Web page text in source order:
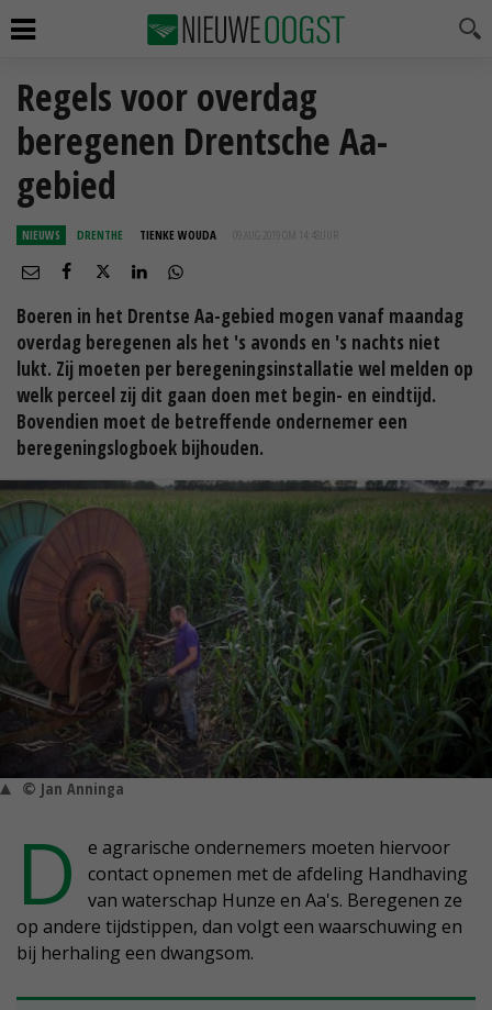
Regels voor overdag
beregenen Drentsche Aa-
gebied
NIEUWS DRENTHE TIENKE WOUDA 09 AUG 2019 OM 14:48
Boeren in het Drentse Aa-gebied mogen vanaf maandag
overdag beregenen als het 's avonds en 's nachts niet
lukt. Zij moeten per beregeningsinstallatie wel melden op
welk perceel zij dit gaan doen met begin- en eindtijd.
Bovendien moet de betreffende ondernemer een
beregeningslogboek bijhouden.
© Jan Anninga
D
e agrarische ondernemers moeten hiervoor
contact opnemen met de afdeling Handhaving
van waterschap Hunze en Aa's. Beregenen ze
op andere tijdstippen, dan volgt een waarschuwing en
bij herhaling een dwangsom.